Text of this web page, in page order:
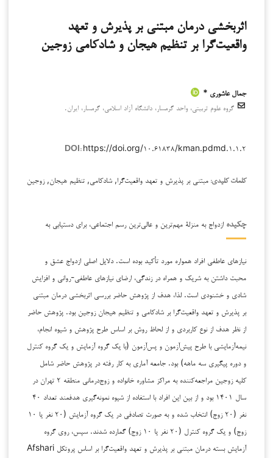
اثربخشی درمان مبتنی بر پذیرش و تعهد
واقعیت‌گرا بر تنظیم هیجان و شادکامی زوجین
جمال عاشوری *
گروه علوم تربیتی، واحد گرمسار، دانشگاه آزاد اسلامی، گرمسار، ایران.
DOI: https://doi.org/۱۰.۶۱۸۳۸/kman.pdmd.۱.۱.۲
کلمات کلیدی: مبتنی بر پذیرش و تعهد واقعیت‌گرا, شادکامی, تنظیم هیجان, زوجین
چکیده ازدواج به منزلۀ مهم‌ترین و عالی‌ترین رسم اجتماعی، برای دستیابی به
نیازهای عاطفی افراد همواره مورد تأکید بوده است. دلایل اصلی ازدواج عشق و
محبت داشتن به شریک و همراه در زندگی، ارضای نیازهای عاطفی-روانی و افزایش
شادی و خشنودی است. لذا، هدف از پژوهش حاضر بررسی اثربخشی درمان مبتنی
بر پذیرش و تعهد واقعیت‌گرا بر شادکامی و تنظیم هیجان زوجین بود. پژوهش حاضر
از نظر هدف از نوع کاربردی و از لحاظ روش بر اساس طرح پژوهش و شیوه انجام،
نیمه‌آزمایشی با طرح پیش‌آزمون و پس‌آزمون (با یک گروه آزمایش و یک گروه کنترل
و دوره پیگیری سه ماهه) بود. جامعه آماری به کار رفته در پژوهش حاضر شامل
کلیه زوجین مراجعه‌کننده به مراکز مشاوره خانواده و زوج‌درمانی منطقه ۲ تهران در
سال ۱۴۰۱ بود و از بین این افراد با استفاده از شیوه نمونه‌گیری هدفمند تعداد ۴۰
نفر (۲۰ زوج) انتخاب شده و به صورت تصادفی در یک گروه آزمایش (۲۰ نفر یا ۱۰
زوج) و یک گروه کنترل (۲۰ نفر یا ۱۰ زوج) گمارده شدند. سپس، روی گروه
آزمایش بسته درمان مبتنی بر پذیرش و تعهد واقعیت‌گرا بر اساس پروتکل Afshari